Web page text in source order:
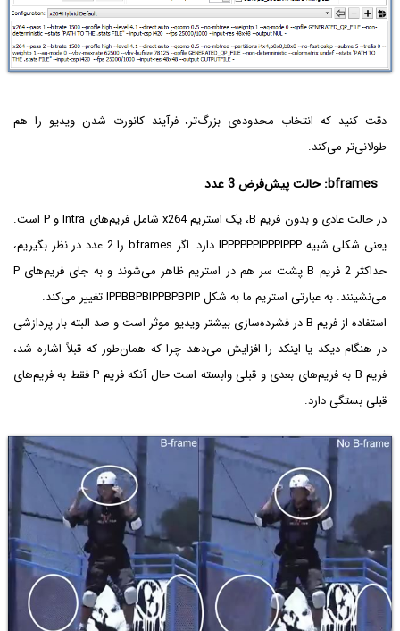
دقت کنید که انتخاب محدوده‌ی بزرگ‌تر، فرآیند کانورت شدن ویدیو را هم
طولانی‌تر می‌کند.
bframes: حالت پیش‌فرض 3 عدد
در حالت عادی و بدون فریم B، یک استریم x264 شامل فریم‌های Intra و P است.
یعنی شکلی شبیه IPPPPPPIPPPIPPP دارد. اگر bframes را 2 عدد در نظر بگیریم،
حداکثر 2 فریم B پشت سر هم در استریم ظاهر می‌شوند و به جای فریم‌های P
می‌نشینند. به عبارتی استریم ما به شکل IPPBBPBIPPBPBPIP تغییر می‌کند.
استفاده از فریم B در فشرده‌سازی بیشتر ویدیو موثر است و صد البته بار پردازشی
در هنگام دیکد یا اینکد را افزایش می‌دهد چرا که همان‌طور که قبلاً اشاره شد،
فریم B به فریم‌های بعدی و قبلی وابسته است حال آنکه فریم P فقط به فریم‌های
قبلی بستگی دارد.